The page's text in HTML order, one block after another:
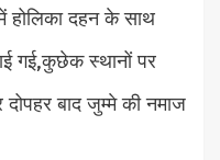
होलिका दहन के साथ
गई,कुछेक स्थानों पर
बाद जुम्मे की नमाज